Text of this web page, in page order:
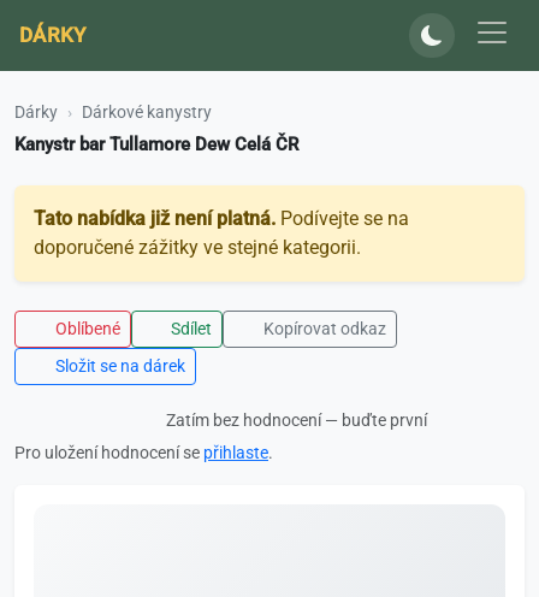
DÁRKY
Dárky Dárkové kanystry
Kanystr bar Tullamore Dew Celá ČR
Tato nabídka již není platná. Podívejte se na
doporučené zážitky ve stejné kategorii.
Oblíbené Sdílet
Kopírovat odkaz
Složit se na dárek
Zatím bez hodnocení — buďte první
Pro uložení hodnocení se přihlaste.